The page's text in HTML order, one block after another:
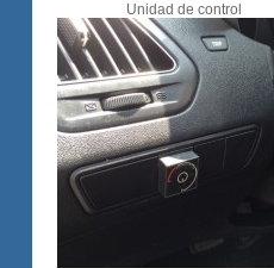
Unidad de control